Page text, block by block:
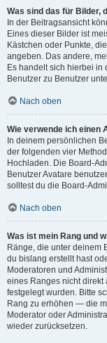
Was sind das für Bilder,
In der Beitragsansicht
Eines dieser Bilder ist
Kästchen oder Punkte,
angeben. Das andere,
Es handelt sich hierbei
Benutzer zu Benutzer
Nach oben
Wie verwende ich einen
In deinem persönlichen
der folgenden vier
Hochladen. Die Board-
Benutzer Avatare
solltest du die Board-
Nach oben
Was ist mein Rang und
Ränge, die unter deinem
du bislang erstellt hast
Moderatoren und
eines Ranges nicht direkt
festgelegt wurden. Bitte
Rang zu erhöhen — die
Moderator oder
wieder zurücksetzen.